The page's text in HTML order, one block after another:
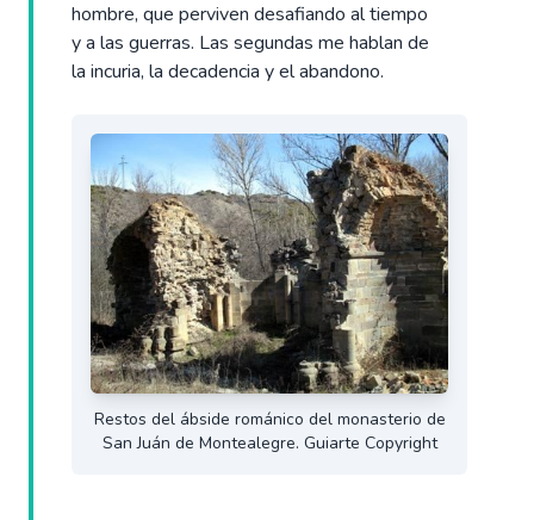
hombre, que perviven desafiando al tiempo
y a las guerras. Las segundas me hablan de
la incuria, la decadencia y el abandono.
Restos del ábside románico del monasterio de
San Juán de Montealegre. Guiarte Copyright